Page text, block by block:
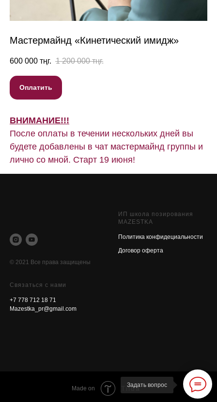
Мастермайнд «Кинетический имидж»
600 000 тңг. 1 200 000 тңг.
Оплатить
ВНИМАНИЕ!!!
После оплаты в течении нескольких дней вы
будете добавлены в чат мастермайнд группы и
лично со мной. Старт 19 июня!
Задать вопрос
© 2021 Все права защищены
ИП школа позирования
MAZESTKA
Политика конфидециальности
Договор оферта
Связаться с нами
+7 778 712 18 71
Mazestka_pr@gmail.com
Made on Tilda